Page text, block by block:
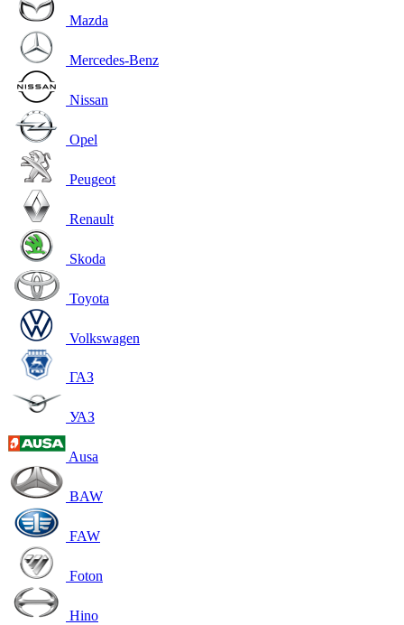
Mazda
Mercedes-Benz
Nissan
Opel
Peugeot
Renault
Skoda
Toyota
Volkswagen
ГАЗ
УАЗ
Ausa
BAW
FAW
Foton
Hino